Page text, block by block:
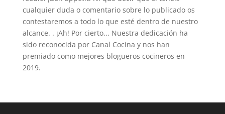
cualquier duda o comentario sobre lo publicado os
contestaremos a todo lo que esté dentro de nuestro
alcance. . ¡Ah! Por cierto... Nuestra dedicación ha
sido reconocida por Canal Cocina y nos han
premiado como mejores blogueros cocineros en
2019.